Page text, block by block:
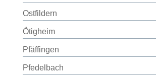
Ostfildern
Ötigheim
Pfäffingen
Pfedelbach